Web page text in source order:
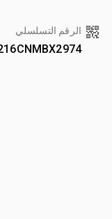
الرقم التسلسلي